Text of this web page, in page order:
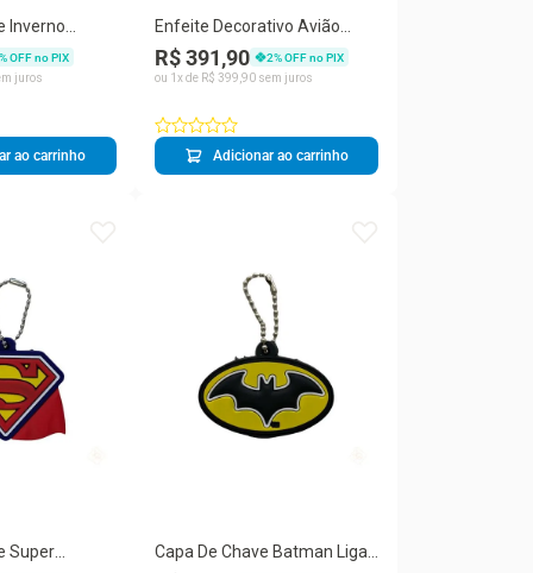
Inverno
Tricotado
% OFF no PIX
juros
ao carrinho
Enfeite Decorativo Avião
Biplano Vermelho Estilo Retrô
em Metal Taimes 24CM
R$ 391,90 2% OFF no PIX
ou 1 x de R$ 399 90sem juros
Adicionar ao carrinho
Super
Capa De Chave Batman Liga